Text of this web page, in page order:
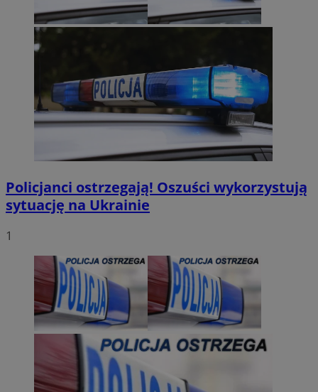
Policjanci ostrzegają! Oszuści wykorzystują
sytuację na Ukrainie
1